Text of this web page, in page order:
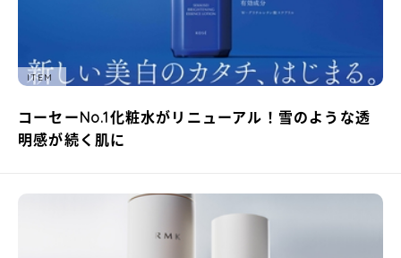
ITEM
コーセーNo.1化粧水がリニューアル！雪のような透
明感が続く肌に